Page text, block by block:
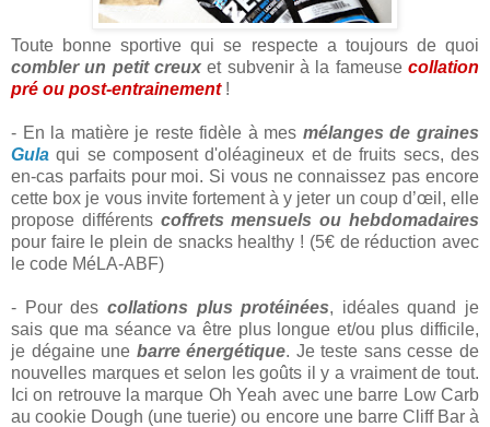
Toute bonne sportive qui se respecte a toujours de quoi
combler un petit creux et subvenir à la fameuse collation
pré ou post-entrainement!
- En la matière je reste fidèle à mes mélanges de graines
Gula qui se composent d'oléagineux et de fruits secs, des
en-cas parfaits pour moi. Si vous ne connaissez pas encore
cette box je vous invite fortement à y jeter un coup d’œil, elle
propose différents coffrets mensuels ou hebdomadaires
pour faire le plein de snacks healthy ! (5€ de réduction avec
le code MéLA-ABF)
- Pour des collations plus protéinées, idéales quand je
sais que ma séance va être plus longue et/ou plus difficile,
je dégaine une barre énergétique. Je teste sans cesse de
nouvelles marques et selon les goûts il y a vraiment de tout.
Ici on retrouve la marque Oh Yeah avec une barre Low Carb
au cookie Dough (une tuerie) ou encore une barre Cliff Bar à